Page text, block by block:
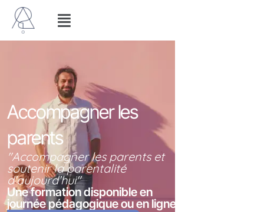
Aller
contenu
Menu
Accompagner les
parents
"Accompagner les parents et
soutenir la parentalité
d’aujourd’hui"
Une formation disponible en
journée pédagogique ou en ligne.